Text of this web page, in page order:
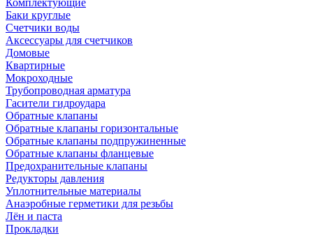
Баки круглые
Счетчики воды
Аксессуары для счетчиков
Домовые
Квартирные
Мокроходные
Трубопроводная арматура
Гасители гидроудара
Обратные клапаны
Обратные клапаны горизонтальные
Обратные клапаны подпружиненные
Обратные клапаны фланцевые
Предохранительные клапаны
Редукторы давления
Уплотнительные материалы
Анаэробные герметики для резьбы
Лён и паста
Прокладки